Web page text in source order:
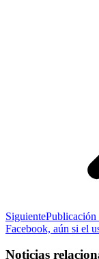
SiguientePublicación
Facebook, aún si el
Noticias